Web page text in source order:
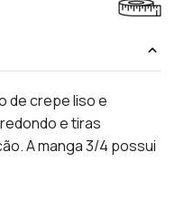
de crepe liso e
e tiras
A manga 3/4 possui